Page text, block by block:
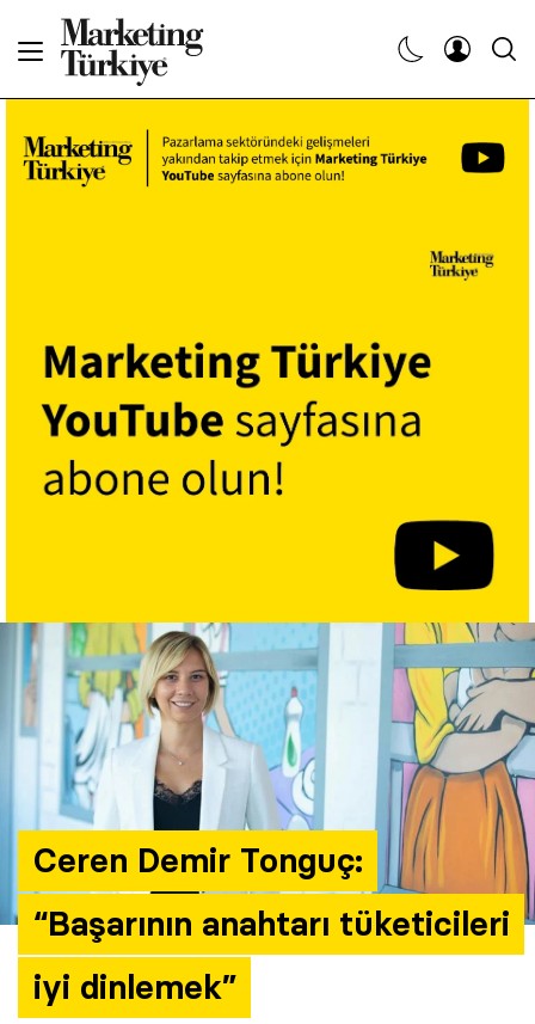
Ceren Demir Tonguç:
“Başarının anahtarı tüketicileri
iyi dinlemek”
Haberler
Etkinlikler
Söyleşiler
Kariyer
Araştırma